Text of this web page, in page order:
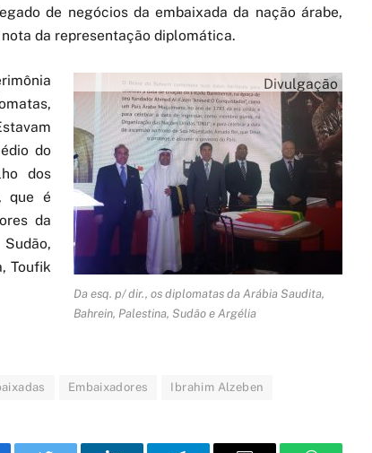
de negócios da embaixada da nação árabe,
da representação diplomática.
Divulgação
Da esq. p/ dir., os diplomatas da Arábia Saudita,
Bahrein, Palestina, Sudão e Argélia
do
dos
que é
da
Toufik
Embaixadores Ibrahim Alzeben